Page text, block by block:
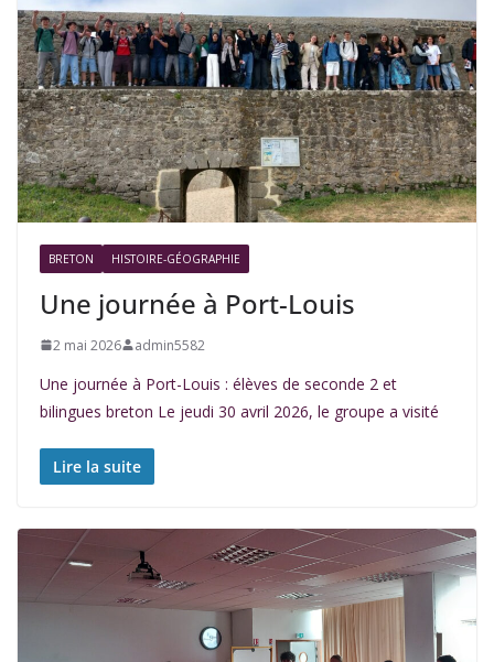
BRETON HISTOIRE-GÉOGRAPHIE
Une journée à Port-Louis
2 mai 2026 admin5582
Une journée à Port-Louis : élèves de seconde 2 et
bilingues breton Le jeudi 30 avril 2026, le groupe a visité
Lire la suite